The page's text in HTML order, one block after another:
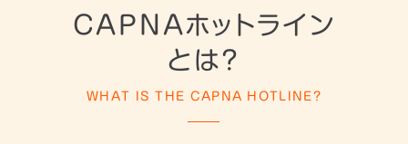
CAPNAホットライン
とは？
WHAT IS THE CAPNA HOTLINE?